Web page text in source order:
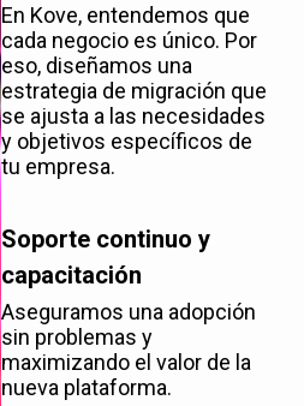
En Kove, entendemos que
cada negocio es único. Por
eso, diseñamos una
estrategia de migración que
se ajusta a las necesidades
y objetivos específicos de
tu empresa.
Soporte continuo y
capacitación
Aseguramos una adopción
sin problemas y
maximizando el valor de la
nueva plataforma.